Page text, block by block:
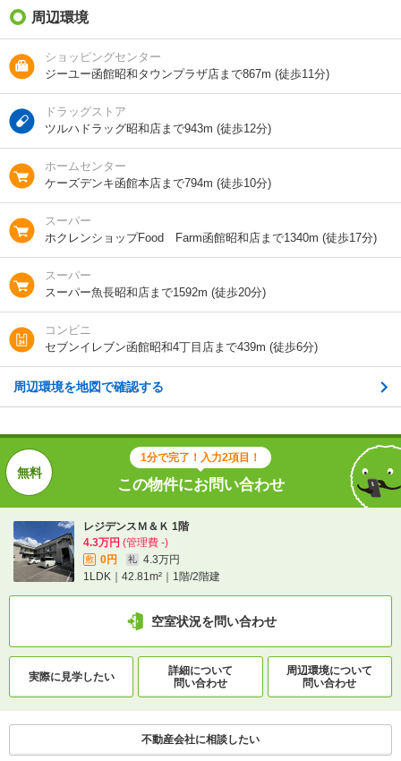
礼金（敷引・償
却金）
間取り / 専有面
積
1LDK/ 42.81m²
種別 / 構造 アパート
向き 南西
住所
交通 函館バス/南昭和 歩5分
この物件にお問い合わせ
レジデンスＭ＆Ｋ 1階
4.3万円 (管理費 -)
敷 0円 礼
4.3万円
1LDK｜42.81m²｜1階/2階建
空室状況を問い合わせ
問い合わせ
問い合わせ
電話で問い合わせ
周辺環境
ショッピングセンター
ジーユー函館昭和タウンプラザ店まで867m (徒歩11分)
ドラッグストア
ツルハドラッグ昭和店まで943m (徒歩12分)
ホームセンター
ケーズデンキ函館本店まで794m (徒歩10分)
スーパー
ホクレンショップFood Farm函館昭和店まで1340m (徒歩17分)
スーパー
スーパー魚長昭和店まで1592m (徒歩20分)
コンビニ
セブンイレブン函館昭和4丁目店まで439m (徒歩6分)
周辺環境を地図で確認する
1分で完了！入力2項目！
この物件にお問い合わせ
レジデンスＭ＆Ｋ 1階
4.3万円 (管理費 -)
敷 0円 礼
4.3万円
1LDK｜42.81m²｜1階/2階建
空室状況を問い合わせ
実際に見学したい
詳細について
問い合わせ
周辺環境について
問い合わせ
不動産会社に相談したい